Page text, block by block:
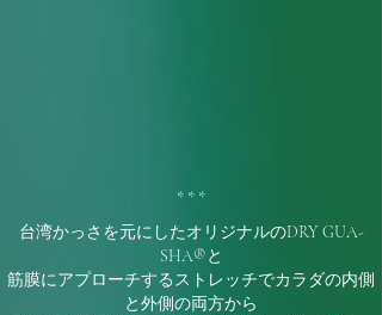
* * *
台湾かっさを元にしたオリジナルのDRY GUA-
SHA®と
筋膜にアプローチするストレッチでカラダの内側
と外側の両方から